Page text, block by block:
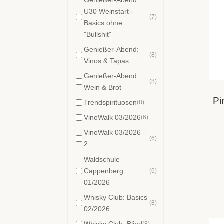
Barrique gereift
Edition Stork
Edition
Westfalenwein
halbtrocken +
feinherb
Holzfass gereift (17)
Italien(3)
Deutschland
Österreich (3)
Portugal
U30 Weinstart -
Basics ohne
"Bullshit"
(7)
Genießer-Abend:
Vinos & Tapas
(8)
Genießer-Abend:
Wein & Brot
(8)
Trendspirituosen(8)
VinoWalk 03/2026(6)
VinoWalk 03/2026 -
2
(6)
Waldschule
Cappenberg
01/2026
(6)
Whisky Club: Basics
02/2026
(8)